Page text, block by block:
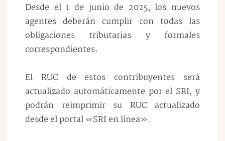
Desde el 1 de junio de 2025, los nuevos
agentes deberán cumplir con todas las
obligaciones tributarias y formales
correspondientes.
El RUC de estos contribuyentes será
actualizado automáticamente por el SRI, y
podrán reimprimir su RUC actualizado
desde el portal «SRI en línea».